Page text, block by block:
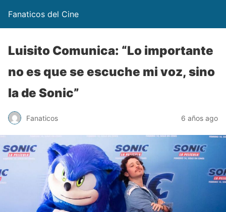
Fanaticos del Cine
Luisito Comunica: “Lo importante
no es que se escuche mi voz, sino
la de Sonic”
Fanaticos 6 años ago